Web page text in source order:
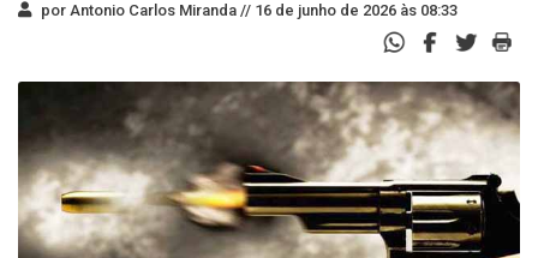
por Antonio Carlos Miranda // 16 de junho de 2026 às 08:33